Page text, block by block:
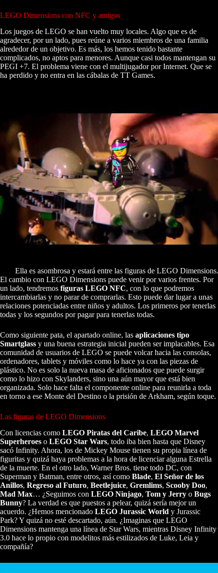
LEGO Dimensions con NFC y amigos
Los juegos de LEGO se han vuelto muy locales. Algo que es de
agradecer, por un lado, pues reúne a varios miembros de una familia
alrededor de un objetivo. Es más, los hemos tenido bastante
complicados, no aptos para menores. Aunque casi todos mantengan su
PEGI +7. El problema viene con el multijugador por Internet. Que se
ha perdido y no entra en las cábalas de TT Games.
Ella es asombrosa y estará entre las figuras de LEGO Dimensions.
El cambio con LEGO Dimensions puede venir por varios frentes. Por
un lado, tendremos figuras LEGO NFC, con lo que podremos
intercambiarlas y no parar de comprarlas. Esto puede dar lugar a unas
relaciones potenciadas entre niños y adultos. Los primeros por tenerlas
todas y los segundos por pagar para tenerlas todas.
Como siguiente pata, el apartado online, las aplicaciones tipo
Smartglass y una buena estrategia inicial pueden ser implacables. Esa
comunidad de usuarios de LEGO se puede volcar hacia las consolas,
ordenadores, tablets y móviles como lo hace ya con las piezas de
plástico. No es solo la nueva masa de aficionados que puede surgir
como lo hizo con Skylanders, sino una aún mayor que está bien
organizada. Solo hace falta el componente online para reunirla a toda
en torno a ese Monte del Destino o la prisión de Arkham, según toque.
Las figuras de LEGO Dimensions
Con licencias como LEGO Piratas del Caribe, LEGO Marvel
Superheroes o LEGO Star Wars, todo iba bien hasta que Disney
sacó Infinity. Ahora, los de Mickey Mouse tienen su propia línea de
figuritas y quizá haya problemas a la hora de licenciar alguna Estrella
de la muerte. En el otro lado, Warner Bros. tiene todo DC, con
Superman y Batman, entre otros, así como Blade, El Señor de los
Anillos, Regreso al Futuro, Beetlejuice, Gremlims, Scooby Doo,
Mad Max… ¿Seguimos con LEGO Ninjago, Tom y Jerry o Bugs
Bunny? La verdad es que puestos a pelear, quizá sería mejor un
acuerdo. ¿Hemos mencionado LEGO Jurassic World y Jurassic
Park? Y quizá no esté descartado, aún. ¿Imaginas que LEGO
Dimensions mantenga una línea de Star Wars, mientras Disney Infinity
3.0 hace lo propio con modelitos más estilizados de Luke, Leia y
compañía?